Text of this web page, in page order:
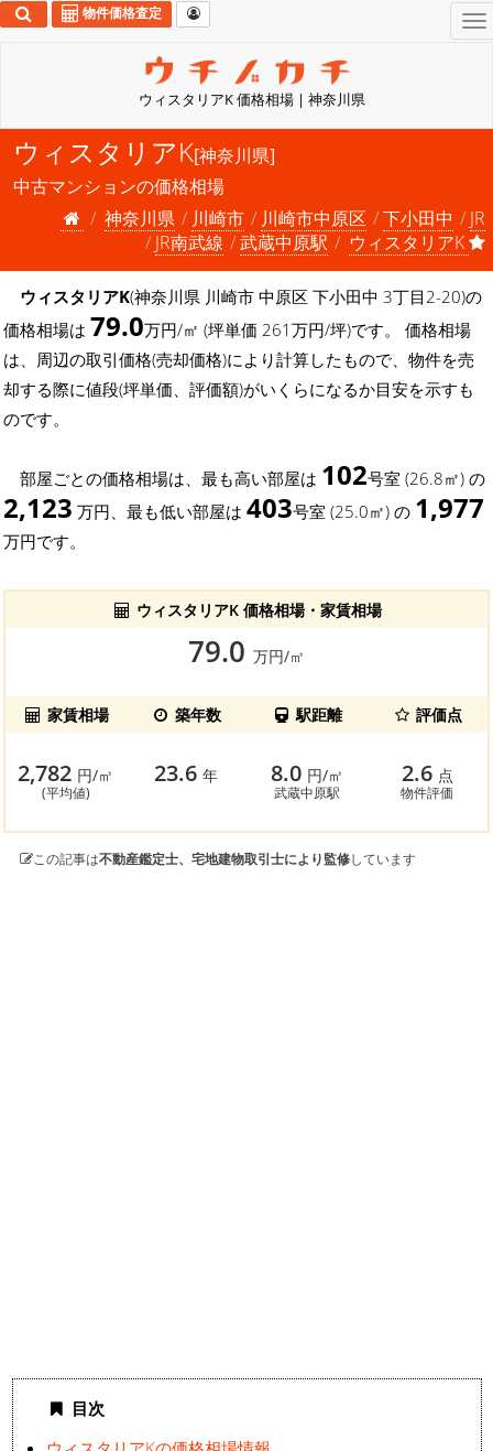
ウィスタリアK 価格相場 | 神奈川県
物件価格査定
ウィスタリアK[神奈川県]
中古マンションの価格相場
神奈川県
川崎市 川崎市中原区 下小田中
JR
JR南武線
武蔵中原駅 ウィスタリアK
ウィスタリアK(神奈川県 川崎市 中原区 下小田中 3丁目2-20)の
価格相場は 79.0万円/㎡ (坪単価 261万円/坪)です。 価格相場
は、周辺の取引価格(売却価格)により計算したもので、物件を売
却する際に値段(坪単価、評価額)がいくらになるか目安を示すも
のです。
部屋ごとの価格相場は、最も高い部屋は 102号室 (26.8㎡) の
2,123 万円、最も低い部屋は 403号室 (25.0㎡) の 1,977
万円です。
ウィスタリアK 価格相場・家賃相場
79.0 万円/㎡
家賃相場 築年数 駅距離 評価点
2,782 円/㎡
(平均値)
23.6年 8.0 円/㎡
武蔵中原駅
2.6 点
物件評価
この記事は不動産鑑定士、宅地建物取引士により監修しています
目次